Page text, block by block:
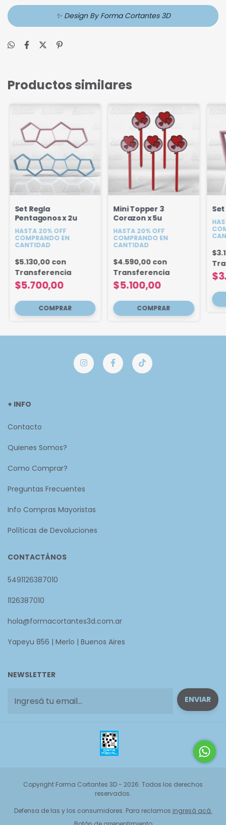
✨ Design By Forma Cortantes 3D
Productos similares
Set Regla
Pentagonos x 2u
HASTA 20% OFF
COMPRANDO EN
CANTIDAD
$5.700,00
$5.130,00 con
Transferencia
Mini Topper 3
Corazon x 5u
HASTA 20% OFF
COMPRANDO EN
CANTIDAD
$5.100,00
$4.590,00 con
Transferencia
+ INFO
Contacto
Quienes Somos?
Como Comprar?
Preguntas Frecuentes
Info Compras Mayoristas
Políticas de Devoluciones
CONTACTÁNOS
5491126387010
1126387010
hola@formacortantes3d.com.ar
Yapeyu 856 | Merlo | Buenos Aires
NEWSLETTER
Copyright Forma Cortantes 3D - 2026. Todos los derechos
reservados.
Defensa de las y los consumidores. Para reclamos ingresá acá.